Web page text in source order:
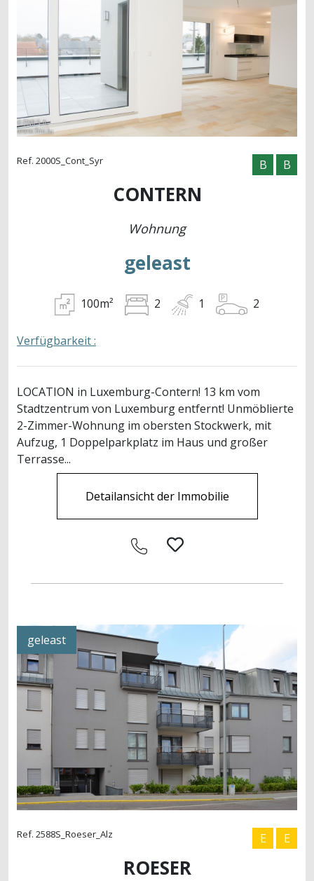
Ref. 2000S_Cont_Syr B B
CONTERN
Wohnung
geleast
100m² 2 1 2
Verfügbarkeit :
LOCATION in Luxemburg-Contern! 13 km vom
Stadtzentrum von Luxemburg entfernt! Unmöblierte
2-Zimmer-Wohnung im obersten Stockwerk, mit
Aufzug, 1 Doppelparkplatz im Haus und großer
Terrasse...
Detailansicht der Immobilie
geleast
Ref. 2588S_Roeser_Alz E E
ROESER